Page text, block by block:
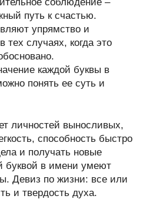
путь к счастью.
упрямство и
тех случаях, когда это
каждой буквы в
понять ее суть и
личностей выносливых,
способность быстро
и получать новые
буквой в имени умеют
Девиз по жизни: все или
и твердость духа.